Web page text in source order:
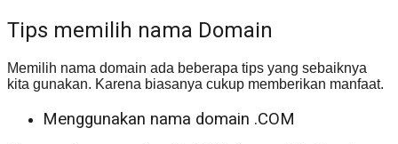
Tips memilih nama Domain
Memilih nama domain ada beberapa tips yang sebaiknya
kita gunakan. Karena biasanya cukup memberikan manfaat.
Menggunakan nama domain .COM